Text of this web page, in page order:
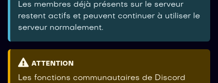
Les membres déjà présents sur le serveur
restent actifs et peuvent continuer à utiliser le
serveur normalement.
ATTENTION
Les fonctions communautaires de Discord